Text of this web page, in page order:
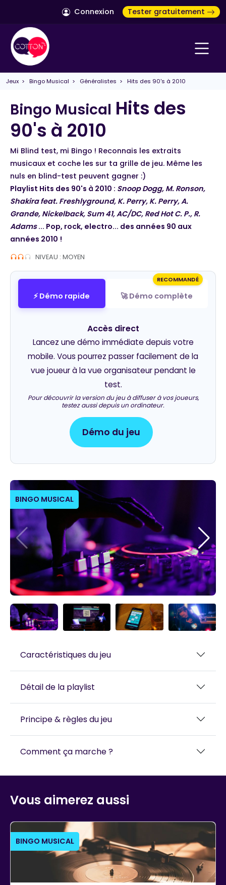
Connexion Tester gratuitement
Jeux > Bingo Musical > Généralistes > Hits des 90's à 2010
Bingo Musical Hits des
90's à 2010
Mi Blind test, mi Bingo ! Reconnais les extraits
musicaux et coche les sur ta grille de jeu. Même les
nuls en blind-test peuvent gagner :)
Playlist Hits des 90's à 2010 : Snoop Dogg, M. Ronson,
Shakira feat. Freshlyground, K. Perry, K. Perry, A.
Grande, Nickelback, Sum 41, AC/DC, Red Hot C. P., R.
Adams... Pop, rock, electro... des années 90 aux
années 2010 !
NIVEAU : MOYEN
BINGO MUSICAL
Caractéristiques du jeu
Détail de la playlist
Principe & règles du jeu
Comment ça marche ?
⚡ Démo rapide
RECOMMANDÉ
🚀 Démo complète
Accès direct
Lancez une démo immédiate depuis votre
mobile. Vous pourrez passer facilement de la
vue joueur à la vue organisateur pendant le
test.
Pour découvrir la version du jeu à diffuser à vos joueurs,
testez aussi depuis un ordinateur.
Démo du jeu
Vous aimerez aussi
BINGO MUSICAL